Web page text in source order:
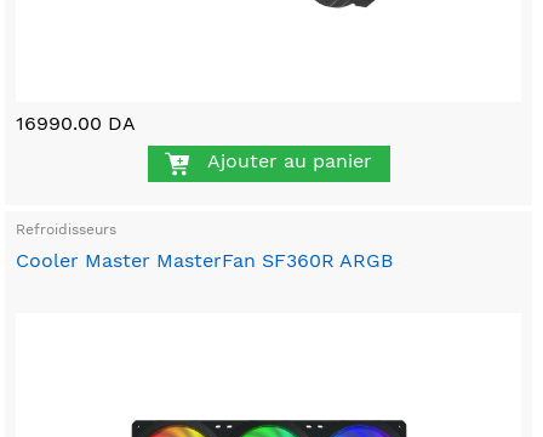
16990.00 DA
Ajouter au panier
Refroidisseurs
Cooler Master MasterFan SF360R ARGB